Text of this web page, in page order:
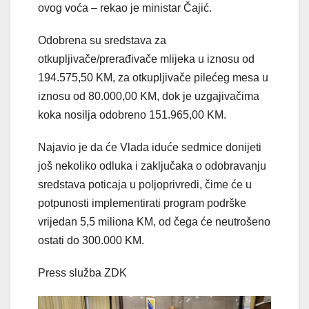
ovog voća – rekao je ministar Čajić.
Odobrena su sredstava za
otkupljivače/prerađivače mlijeka u iznosu od
194.575,50 KM, za otkupljivače pilećeg mesa u
iznosu od 80.000,00 KM, dok je uzgajivačima
koka nosilja odobreno 151.965,00 KM.
Najavio je da će Vlada iduće sedmice donijeti
još nekoliko odluka i zaključaka o odobravanju
sredstava poticaja u poljoprivredi, čime će u
potpunosti implementirati program podrške
vrijedan 5,5 miliona KM, od čega će neutrošeno
ostati do 300.000 KM.
Press služba ZDK